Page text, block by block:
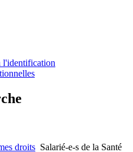
l'identification
droits Salarié-e-s de la Santé